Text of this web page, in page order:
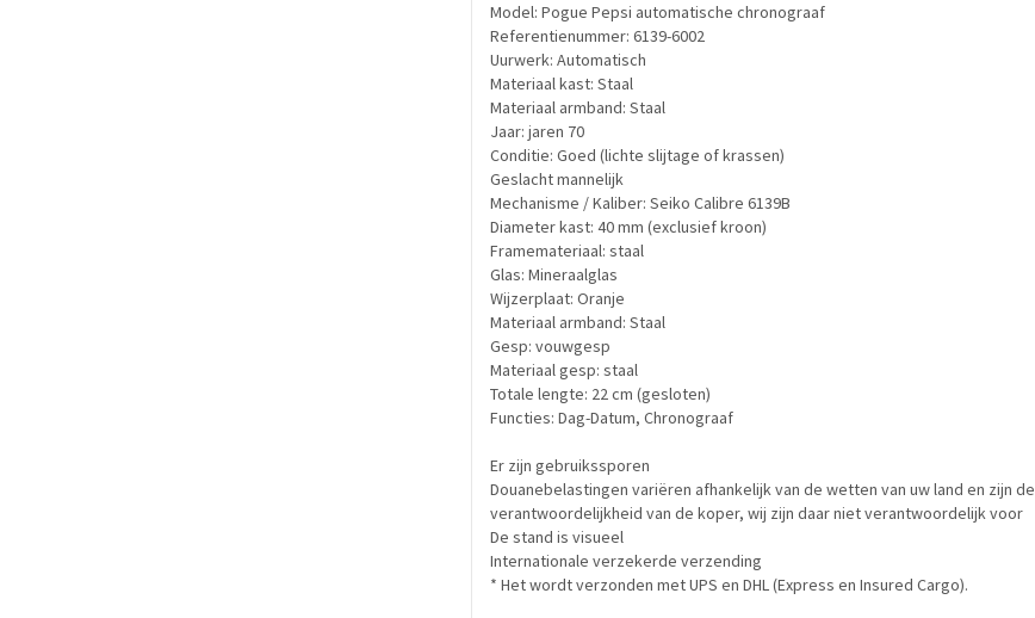
Model: Pogue Pepsi automatische chronograaf
Referentienummer: 6139-6002
Uurwerk: Automatisch
Materiaal kast: Staal
Materiaal armband: Staal
Jaar: jaren 70
Conditie: Goed (lichte slijtage of krassen)
Geslacht mannelijk
Mechanisme / Kaliber: Seiko Calibre 6139B
Diameter kast: 40 mm (exclusief kroon)
Framemateriaal: staal
Glas: Mineraalglas
Wijzerplaat: Oranje
Materiaal armband: Staal
Gesp: vouwgesp
Materiaal gesp: staal
Totale lengte: 22 cm (gesloten)
Functies: Dag-Datum, Chronograaf
Er zijn gebruikssporen
Douanebelastingen variëren afhankelijk van de wetten van uw land en zijn de
verantwoordelijkheid van de koper, wij zijn daar niet verantwoordelijk voor
De stand is visueel
Internationale verzekerde verzending
* Het wordt verzonden met UPS en DHL (Express en Insured Cargo).